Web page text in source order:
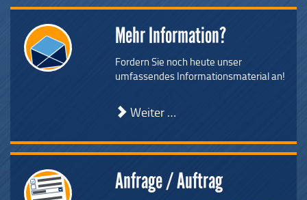
Mehr Information?
Fordern Sie noch heute unser
umfassendes Informationsmaterial an!
Weiter …
Anfrage / Auftrag